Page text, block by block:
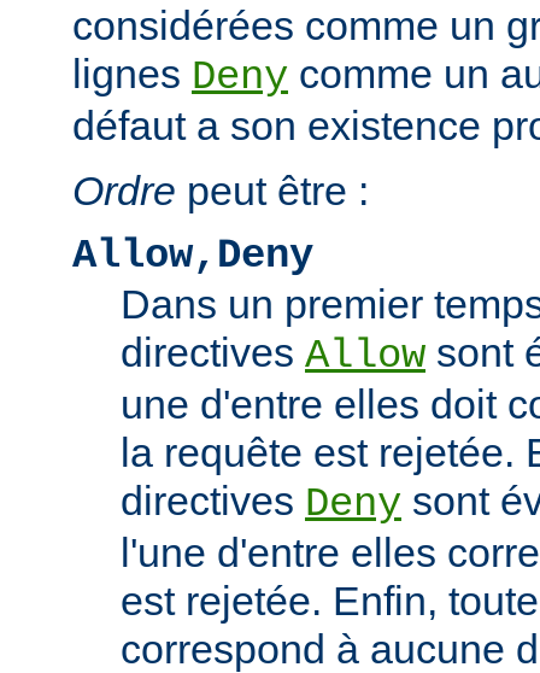
considérées comme un
lignes Deny comme un
défaut a son existence
Ordre peut être :
Allow,Deny
Dans un premier
directives Allow sont
une d'entre elles doit
la requête est rejetée.
directives Deny sont
l'une d'entre elles
est rejetée. Enfin,
correspond à aucune